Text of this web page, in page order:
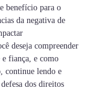
benefício para o
da negativa de
deseja compreender
fiança, e como
continue lendo e
dos direitos